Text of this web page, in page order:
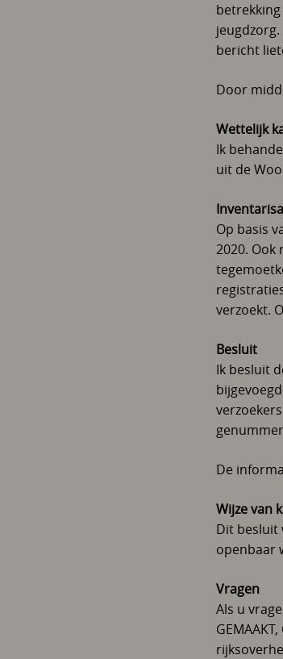
bericht
Door
Wettelijk
Ik
uit de
Op basis
2020. Ook
verzoekt.
Besluit
Ik besluit
verzoekers
De
Wijze van
Dit besluit
openbaar
Vragen
Als u